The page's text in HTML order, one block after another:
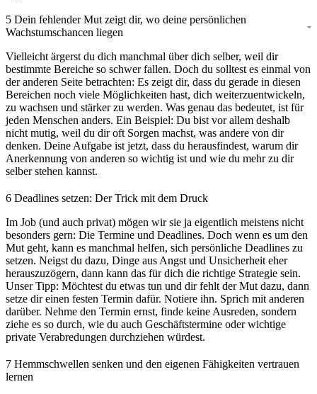
5 Dein fehlender Mut zeigt dir, wo deine persönlichen
Wachstumschancen liegen
Vielleicht ärgerst du dich manchmal über dich selber, weil dir
bestimmte Bereiche so schwer fallen. Doch du solltest es einmal von
der anderen Seite betrachten: Es zeigt dir, dass du gerade in diesen
Bereichen noch viele Möglichkeiten hast, dich weiterzuentwickeln,
zu wachsen und stärker zu werden. Was genau das bedeutet, ist für
jeden Menschen anders. Ein Beispiel: Du bist vor allem deshalb
nicht mutig, weil du dir oft Sorgen machst, was andere von dir
denken. Deine Aufgabe ist jetzt, dass du herausfindest, warum dir
Anerkennung von anderen so wichtig ist und wie du mehr zu dir
selber stehen kannst.
6 Deadlines setzen: Der Trick mit dem Druck
Im Job (und auch privat) mögen wir sie ja eigentlich meistens nicht
besonders gern: Die Termine und Deadlines. Doch wenn es um den
Mut geht, kann es manchmal helfen, sich persönliche Deadlines zu
setzen. Neigst du dazu, Dinge aus Angst und Unsicherheit eher
herauszuzögern, dann kann das für dich die richtige Strategie sein.
Unser Tipp: Möchtest du etwas tun und dir fehlt der Mut dazu, dann
setze dir einen festen Termin dafür. Notiere ihn. Sprich mit anderen
darüber. Nehme den Termin ernst, finde keine Ausreden, sondern
ziehe es so durch, wie du auch Geschäftstermine oder wichtige
private Verabredungen durchziehen würdest.
7 Hemmschwellen senken und den eigenen Fähigkeiten vertrauen
lernen